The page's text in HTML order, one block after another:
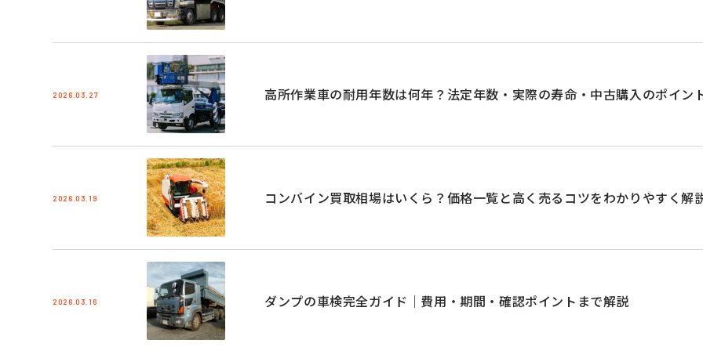
2026.03.27 高所作業車の耐用年数は何年？法定年数・実際の寿命・中古購入のポイン
2026.03.19 コンバイン買取相場はいくら？価格一覧と高く売るコツをわかりやすく解
2026.03.16 ダンプの車検完全ガイド｜費用・期間・確認ポイントまで解説